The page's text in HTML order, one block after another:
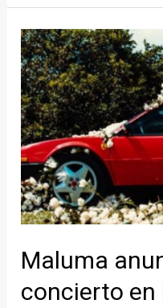
Alavesa
2022
presenta
su
cartel
Maluma
concierto en